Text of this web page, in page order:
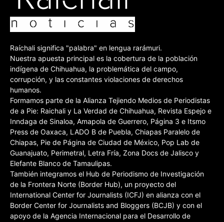
Raíchali significa "palabra" en lengua rarámuri.
Nuestra apuesta principal es la cobertura de la población
indígena de Chihuahua, la problemática del campo,
corrupción, y las constantes violaciones de derechos
humanos.
Formamos parte de la Alianza Tejiendo Medios de Periodistas
de a Pie: Raichali y La Verdad de Chihuahua, Revista Espejo e
Inndaga de Sinaloa, Amapola de Guerrero, Página 3 e Itsmo
Press de Oaxaca, LADO B de Puebla, Chiapas Paralelo de
Chiapas, Pie de Página de Ciudad de México, Pop Lab de
Guanajuato, Perimetral, Letra Fría, Zona Docs de Jalisco y
Elefante Blanco de Tamaulipas.
También integramos el Hub de Periodismo de Investigación
de la Frontera Norte (Border Hub), un proyecto del
International Center for Journalists (ICFJ) en alianza con el
Border Center for Journalists and Bloggers (BCJB) y con el
apoyo de la Agencia Internacional para el Desarrollo de